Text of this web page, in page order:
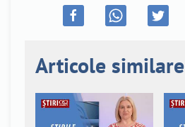
Articole similare